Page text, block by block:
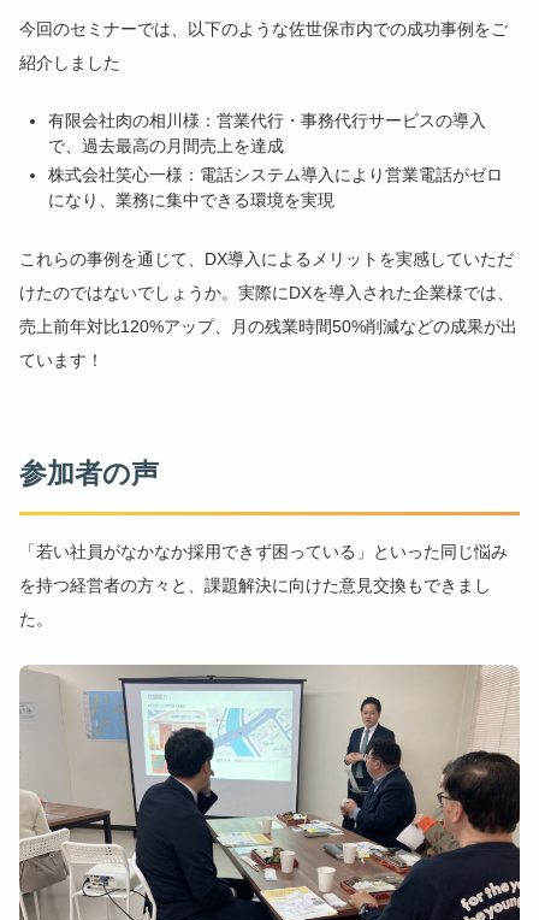
今回のセミナーでは、以下のような佐世保市内での成功事例をご
紹介しました
有限会社肉の相川様：営業代行・事務代行サービスの導入
で、過去最高の月間売上を達成
株式会社笑心一様：電話システム導入により営業電話がゼロ
になり、業務に集中できる環境を実現
これらの事例を通じて、DX導入によるメリットを実感していただ
けたのではないでしょうか。実際にDXを導入された企業様では、
売上前年対比120%アップ、月の残業時間50%削減などの成果が出
ています！
参加者の声
「若い社員がなかなか採用できず困っている」といった同じ悩み
を持つ経営者の方々と、課題解決に向けた意見交換もできまし
た。